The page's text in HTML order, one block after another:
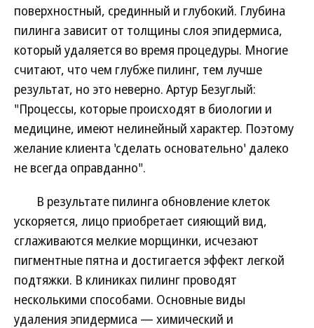
поверхностный, срединный и глубокий. Глубина
пилинга зависит от толщины слоя эпидермиса,
который удаляется во время процедуры. Многие
считают, что чем глубже пилинг, тем лучше
результат, но это неверно. Артур Безуглый:
"Процессы, которые происходят в биологии и
медицине, имеют нелинейный характер. Поэтому
желание клиента 'сделать основательно' далеко
не всегда оправданно".
В результате пилинга обновление клеток
ускоряется, лицо приобретает сияющий вид,
сглаживаются мелкие морщинки, исчезают
пигментные пятна и достигается эффект легкой
подтяжки. В клиниках пилинг проводят
несколькими способами. Основные виды
удаления эпидермиса — химический и